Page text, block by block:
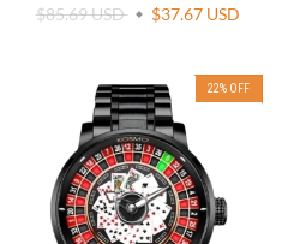
$85.69 USD $37.67 USD
22% OFF